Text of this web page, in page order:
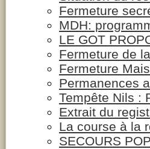
Fermeture
MDH:
LE GOT
Fermeture de
Fermeture
Permanences
Tempête Nils :
Extrait du
La course à la
SECOURS